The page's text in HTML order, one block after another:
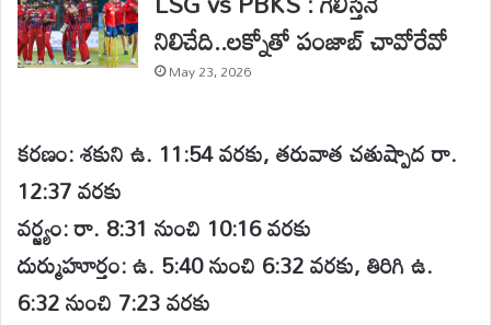
నిలిచేది..లక్నోతో పంజాబ్ చావోరేవో
May 23, 2026
కరణం: శకుని ఉ. 11:54 వరకు, తరువాత చతుష్పాద రా.
12:37 వరకు
వర్జ్యం: రా. 8:31 నుంచి 10:16 వరకు
దుర్ముహూర్తం: ఉ. 5:40 నుంచి 6:32 వరకు, తిరిగి ఉ.
6:32 నుంచి 7:23 వరకు